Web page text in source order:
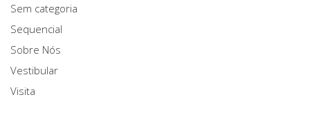
Sem categoria
Sequencial
Sobre Nós
Vestibular
Visita